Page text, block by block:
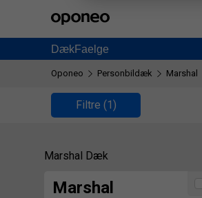
DækFaelge
Oponeo Personbildæk Marshal
Filtre (1)
Marshal Dæk
Marshal